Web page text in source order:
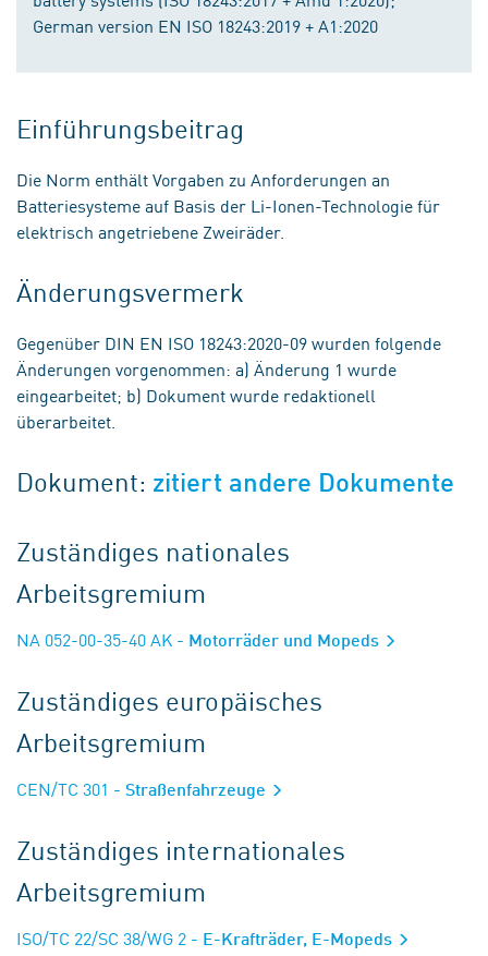
German version EN ISO 18243:2019 + A1:2020
Einführungsbeitrag
Die Norm enthält Vorgaben zu Anforderungen an
Batteriesysteme auf Basis der Li-Ionen-Technologie für
elektrisch angetriebene Zweiräder.
Änderungsvermerk
Gegenüber DIN EN ISO 18243:2020-09 wurden folgende
Änderungen vorgenommen: a) Änderung 1 wurde
eingearbeitet; b) Dokument wurde redaktionell
überarbeitet.
Dokument: zitiert andere Dokumente
Zuständiges nationales
Arbeitsgremium
NA 052-00-35-40 AK - Motorräder und Mopeds
Zuständiges europäisches
Arbeitsgremium
CEN/TC 301 - Straßenfahrzeuge
Zuständiges internationales
Arbeitsgremium
ISO/TC 22/SC 38/WG 2 - E-Krafträder, E-Mopeds